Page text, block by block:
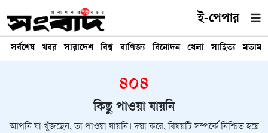
ই-পেপার
সর্বশেষ খবর সারাদেশ বিশ্ব বাণিজ্য বিনোদন খেলা সাহিত্য মতামত
৪০৪
কিছু পাওয়া যায়নি
আপনি যা খুঁজছেন, তা পাওয়া যায়নি। দয়া করে, বিষয়টি সম্পর্কে নিশ্চিত হয়ে